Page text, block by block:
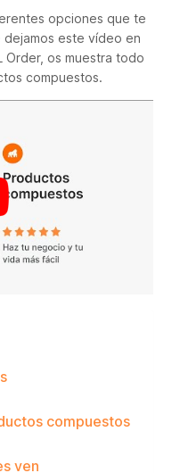
opciones que te
este vídeo en
Order, os muestra todo
compuestos.
compuestos
ven